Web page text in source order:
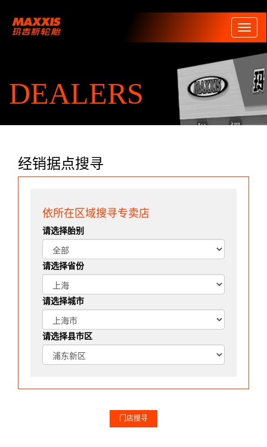
DEALERS
经销据点搜寻
依所在区域搜寻专卖店
请选择胎别
请选择省份
请选择城市
请选择县市区
门店搜寻